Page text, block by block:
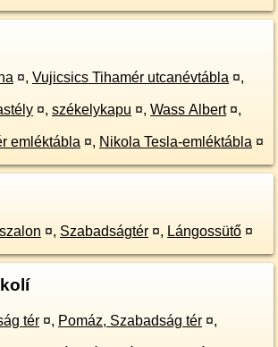
¤, Vujicsics Tihamér utcanévtábla ¤,
¤, székelykapu ¤, Wass Albert ¤,
emléktábla ¤, Nikola Tesla-emléktábla ¤
¤, Szabadságtér ¤, Lángossütő ¤
tér ¤, Pomáz, Szabadság tér ¤,